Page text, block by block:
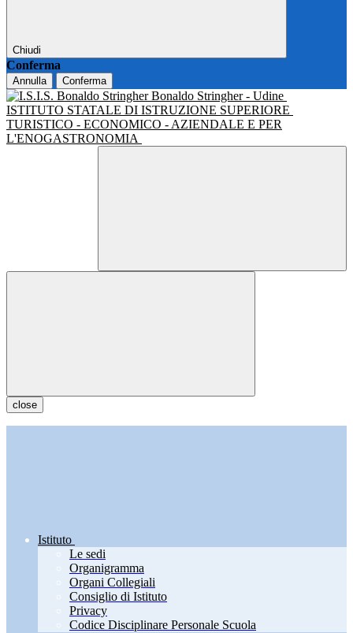
Chiudi
Conferma
Annulla Conferma
Bonaldo Stringher - Udine
ISTITUTO STATALE DI ISTRUZIONE SUPERIORE
TURISTICO - ECONOMICO - AZIENDALE E PER
L'ENOGASTRONOMIA
close
Istituto
Le sedi
Organigramma
Organi Collegiali
Consiglio di Istituto
Privacy
Codice Disciplinare Personale Scuola